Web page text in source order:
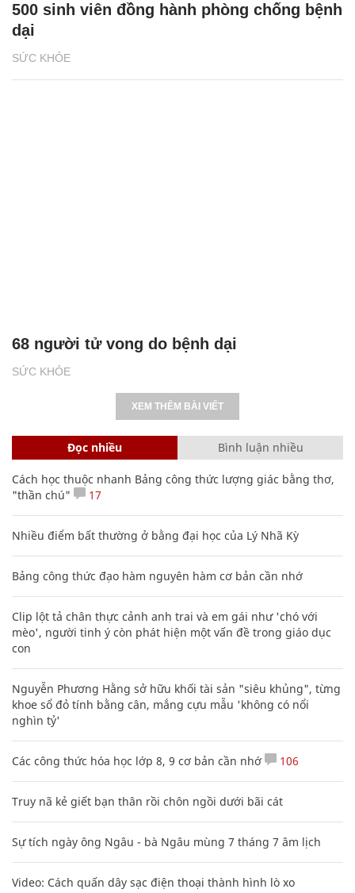
SỨC KHỎE
500 sinh viên đồng hành phòng chống bệnh
dại
SỨC KHỎE
68 người tử vong do bệnh dại
XEM THÊM BÀI VIẾT
Đọc nhiều Bình luận nhiều
Cách học thuộc nhanh Bảng công thức lượng giác bằng thơ,
"thần chú"
17
Nhiều điểm bất thường ở bằng đại học của Lý Nhã Kỳ
Bảng công thức đạo hàm nguyên hàm cơ bản cần nhớ
Clip lột tả chân thực cảnh anh trai và em gái như 'chó với
mèo', người tinh ý còn phát hiện một vấn đề trong giáo dục
con
Nguyễn Phương Hằng sở hữu khối tài sản "siêu khủng", từng
khoe sổ đỏ tính bằng cân, mắng cựu mẫu 'không có nổi
nghìn tỷ'
Các công thức hóa học lớp 8, 9 cơ bản cần nhớ 106
Truy nã kẻ giết bạn thân rồi chôn ngồi dưới bãi cát
Sự tích ngày ông Ngâu - bà Ngâu mùng 7 tháng 7 âm lịch
Video: Cách quấn dây sạc điện thoại thành hình lò xo